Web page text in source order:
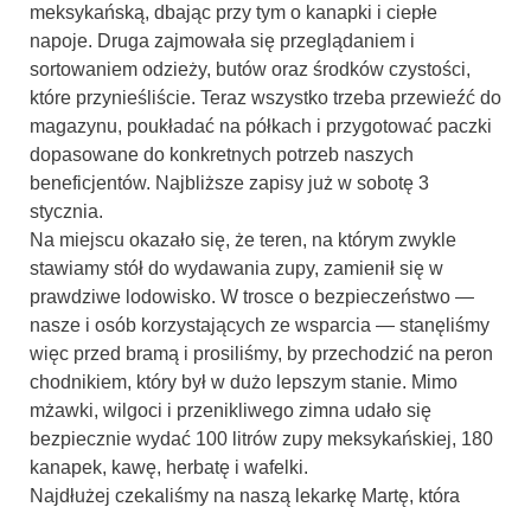
meksykańską, dbając przy tym o kanapki i ciepłe
napoje. Druga zajmowała się przeglądaniem i
sortowaniem odzieży, butów oraz środków czystości,
które przynieśliście. Teraz wszystko trzeba przewieźć do
magazynu, poukładać na półkach i przygotować paczki
dopasowane do konkretnych potrzeb naszych
beneficjentów. Najbliższe zapisy już w sobotę 3
stycznia.
Na miejscu okazało się, że teren, na którym zwykle
stawiamy stół do wydawania zupy, zamienił się w
prawdziwe lodowisko. W trosce o bezpieczeństwo —
nasze i osób korzystających ze wsparcia — stanęliśmy
więc przed bramą i prosiliśmy, by przechodzić na peron
chodnikiem, który był w dużo lepszym stanie. Mimo
mżawki, wilgoci i przenikliwego zimna udało się
bezpiecznie wydać 100 litrów zupy meksykańskiej, 180
kanapek, kawę, herbatę i wafelki.
Najdłużej czekaliśmy na naszą lekarkę Martę, która